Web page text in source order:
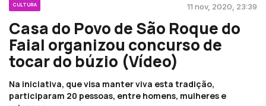
CULTURA 11 nov, 2020, 23:39
Casa do Povo de São Roque do
Faial organizou concurso de
tocar do búzio (Vídeo)
Na iniciativa, que visa manter viva esta tradição,
participaram 20 pessoas, entre homens, mulheres e